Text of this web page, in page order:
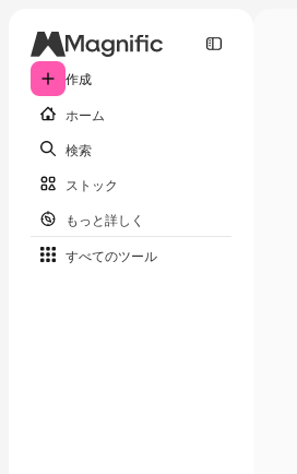
作成
ホーム
検索
ストック
もっと詳しく
すべてのツール